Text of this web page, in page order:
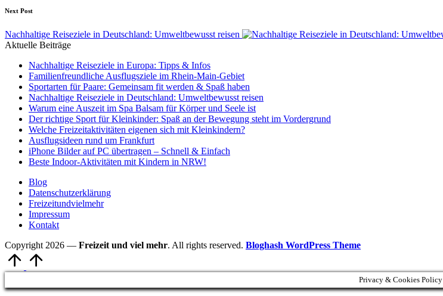
Next Post
Nachhaltige Reiseziele in Deutschland: Umweltbewusst reisen
Aktuelle Beiträge
Nachhaltige Reiseziele in Europa: Tipps & Infos
Familienfreundliche Ausflugsziele im Rhein-Main-Gebiet
Sportarten für Paare: Gemeinsam fit werden & Spaß haben
Nachhaltige Reiseziele in Deutschland: Umweltbewusst reisen
Warum eine Auszeit im Spa Balsam für Körper und Seele ist
Der richtige Sport für Kleinkinder: Spaß an der Bewegung steht im Vordergrund
Welche Freizeitaktivitäten eigenen sich mit Kleinkindern?
Ausflugsideen rund um Frankfurt
iPhone Bilder auf PC übertragen – Schnell & Einfach
Beste Indoor-Aktivitäten mit Kindern in NRW!
Blog
Datenschutzerklärung
Freizeitundvielmehr
Impressum
Kontakt
Copyright 2026 — Freizeit und viel mehr. All rights reserved. Bloghash WordPress Theme
Privacy & Cookies Policy